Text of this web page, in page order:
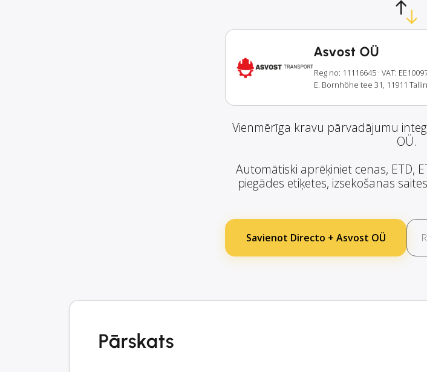
Asvost OÜ
Reg no: 11116645 · VAT:
E. Bornhöhe tee 31, 11911
Vienmērīga kravu pārvadājumu
OÜ.
Automātiski aprēķiniet cenas, ETD,
piegādes etiķetes, izsekošanas
Savienot Directo + Asvost OÜ
Pārskats